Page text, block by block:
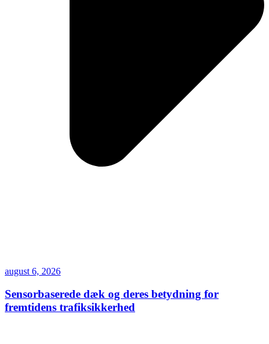
august 6, 2026
Sensorbaserede dæk og deres betydning for
fremtidens trafiksikkerhed